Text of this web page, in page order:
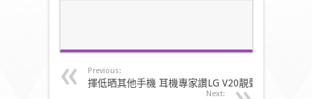
Previous:
揮低晒其他手機 耳機專家讚LG V20靚聲
Next: